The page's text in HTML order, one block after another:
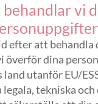
behandlar vi
efter att behandla
överför dina
land utanför EU/
tekniska